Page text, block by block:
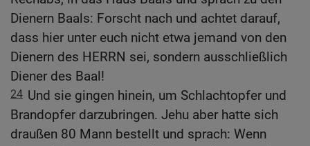
Dienern Baals: Forscht nach und achtet darauf,
dass hier unter euch nicht etwa jemand von den
Dienern des HERRN sei, sondern ausschließlich
Diener des Baal!
24 Und sie gingen hinein, um Schlachtopfer und
Brandopfer darzubringen. Jehu aber hatte sich
draußen 80 Mann bestellt und sprach: Wenn